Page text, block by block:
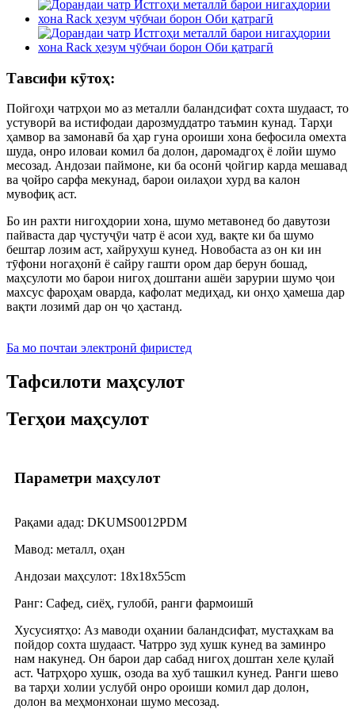
Тавсифи кӯтоҳ:
Пойгоҳи чатрҳои мо аз металли баландсифат сохта шудааст, то
устуворӣ ва истифодаи дарозмуддатро таъмин кунад. Тарҳи
ҳамвор ва замонавӣ ба ҳар гуна ороиши хона бефосила омехта
шуда, онро иловаи комил ба долон, даромадгоҳ ё лойи шумо
месозад. Андозаи паймоне, ки ба осонӣ ҷойгир карда мешавад
ва ҷойро сарфа мекунад, барои оилаҳои хурд ва калон
мувофиқ аст.
Бо ин рахти нигоҳдории хона, шумо метавонед бо давутози
пайваста дар ҷустуҷӯи чатр ё асои худ, вақте ки ба шумо
бештар лозим аст, хайрухуш кунед. Новобаста аз он ки ин
тӯфони ногаҳонӣ ё сайру гашти ором дар берун бошад,
маҳсулоти мо барои нигоҳ доштани ашёи зарурии шумо ҷои
махсус фароҳам оварда, кафолат медиҳад, ки онҳо ҳамеша дар
вақти лозимӣ дар он ҷо ҳастанд.
Ба мо почтаи электронӣ фиристед
Тафсилоти маҳсулот
Тегҳои маҳсулот
Параметри маҳсулот
Рақами адад: DKUMS0012PDM
Мавод: металл, оҳан
Андозаи маҳсулот: 18x18x55cm
Ранг: Сафед, сиёҳ, гулобӣ, ранги фармоишӣ
Хусусиятҳо: Аз маводи оҳании баландсифат, мустаҳкам ва
пойдор сохта шудааст. Чатрро зуд хушк кунед ва заминро
нам накунед. Он барои дар сабад нигоҳ доштан хеле қулай
аст. Чатрҳоро хушк, озода ва хуб ташкил кунед. Ранги шево
ва тарҳи холии услубӣ онро ороиши комил дар долон,
долон ва меҳмонхонаи шумо месозад.